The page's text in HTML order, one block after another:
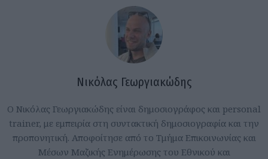
Νικόλας Γεωργιακώδης
Ο Νικόλας Γεωργιακώδης είναι δημοσιογράφος και personal
trainer, με εμπειρία στη συντακτική δημοσιογραφία και την
προπονητική. Αποφοίτησε από το Τμήμα Επικοινωνίας και
Μέσων Μαζικής Ενημέρωσης του Εθνικού και